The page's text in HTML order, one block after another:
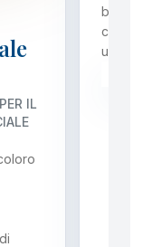
IL
bussola
civile e